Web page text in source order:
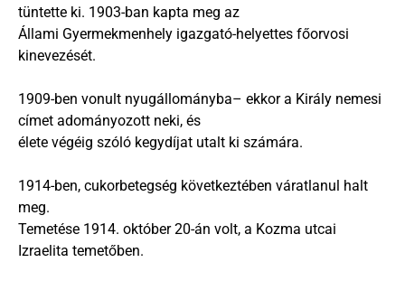
tüntette ki. 1903-ban kapta meg az
Állami Gyermekmenhely igazgató-helyettes főorvosi
kinevezését.
1909-ben vonult nyugállományba– ekkor a Király nemesi
címet adományozott neki, és
élete végéig szóló kegydíjat utalt ki számára.
1914-ben, cukorbetegség következtében váratlanul halt
meg.
Temetése 1914. október 20-án volt, a Kozma utcai
Izraelita temetőben.